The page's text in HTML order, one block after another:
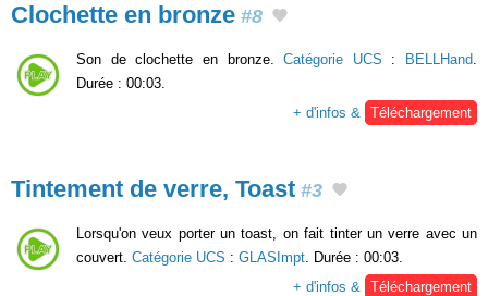
Clochette en bronze #8
Son de clochette en bronze.Catégorie UCS : BELLHand
Durée : 00:03.
+ d'infos &
Téléchargement
Tintement de verre, Toast #3
Lorsqu'on veux porter un toast, on fait tinter un verre avec un
couvert. Catégorie UCS : GLASImpt . Durée : 00:03.
+ d'infos &
Téléchargement